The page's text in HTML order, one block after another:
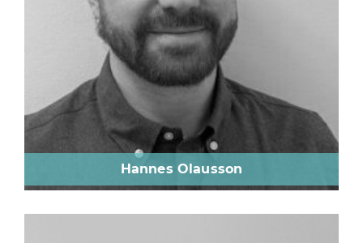
Hannes Olausson